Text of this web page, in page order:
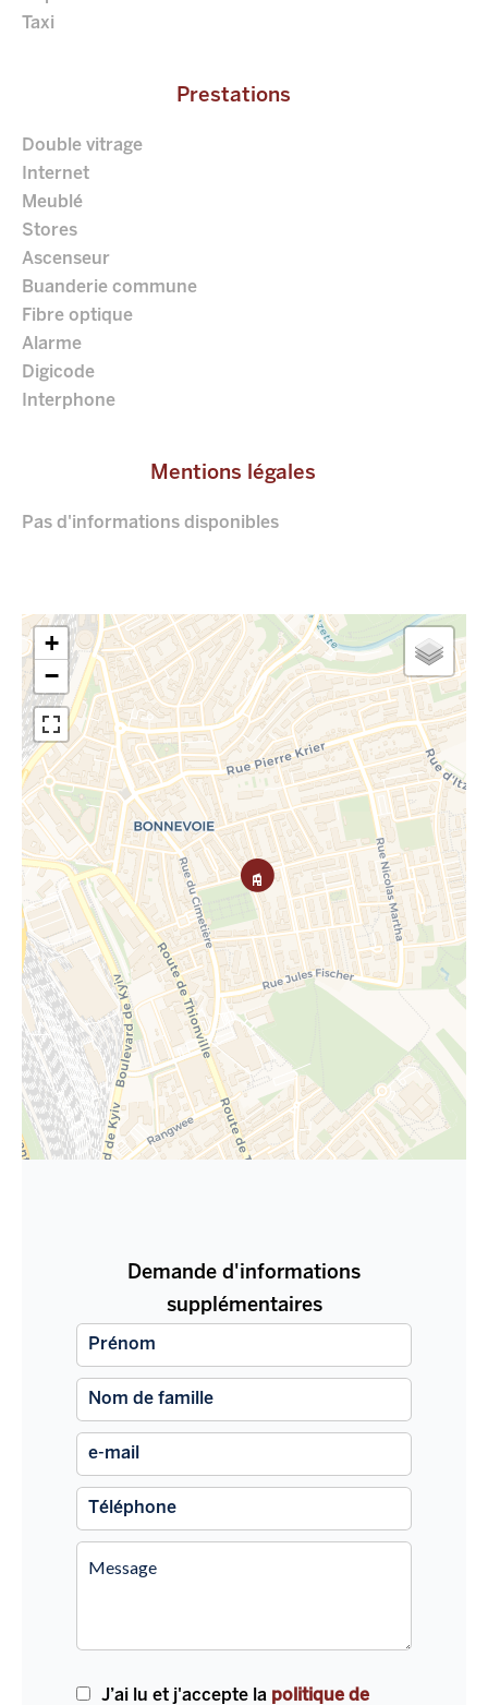
Taxi
Prestations
Double vitrage
Internet
Meublé
Stores
Ascenseur
Buanderie commune
Fibre optique
Alarme
Digicode
Interphone
Mentions légales
Pas d'informations disponibles
+
−
Demande d'informations
supplémentaires
J’ai lu et j'accepte la politique de